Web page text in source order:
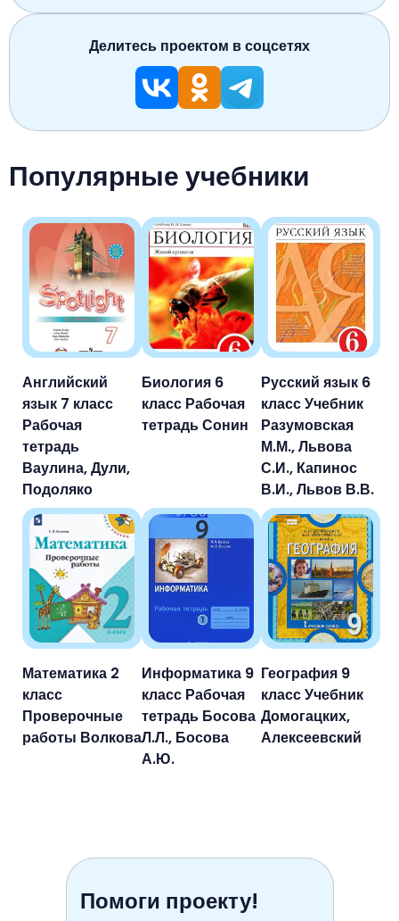
Популярные учебники
Английский
язык 7 класс
Рабочая
тетрадь
Ваулина, Дули,
Подоляко
Биология 6
класс Рабочая
тетрадь Сонин
Русский язык 6
класс Учебник
Разумовская
М.М., Львова
С.И., Капинос
В.И., Львов В.В.
Математика 2
класс
Проверочные
работы Волкова
Информатика 9
класс Рабочая
тетрадь Босова
Л.Л., Босова
А.Ю.
География 9
класс Учебник
Домогацких,
Алексеевский
Делитесь проектом в соцсетях
Помоги проекту!